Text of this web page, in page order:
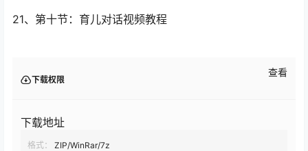
21、第十节：育儿对话视频教程
下载权限
查看
下载地址
格式：
ZIP/WinRar/7z